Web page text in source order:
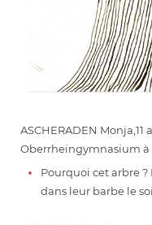
ASCHERADEN
Oberrheingymnasium à
Pourquoi cet arbre
dans leur barbe le